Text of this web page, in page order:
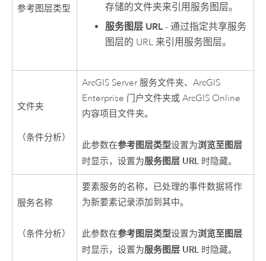
参考图层类型
存储的文件夹来引用服务图层。
服务图层 URL - 通过指定共享服务
图层的 URL 来引用服务图层。
文件夹
（条件分析）
ArcGIS Server 服务文件夹、ArcGIS
Enterprise 门户文件夹或ArcGIS Online
内容项目文件夹。
此参数在参考图层类型设置为浏览至图层
时显示，设置为服务图层 URL 时隐藏。
服务名称
（条件分析）
要素服务的名称，已处理的事件数据将作
为新要素记录添加到其中。
此参数在参考图层类型设置为浏览至图层
时显示，设置为服务图层 URL 时隐藏。